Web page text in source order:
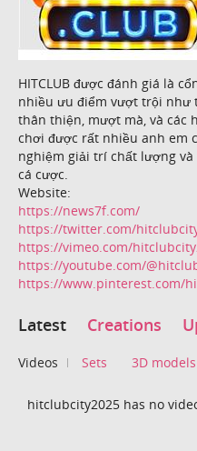
HITCLUB được đánh giá là
nhiều ưu điểm vượt trội như
thân thiện, mượt mà, và các
chơi được rất nhiều anh em
nghiệm giải trí chất lượng
cá cược.
Website:
https://news7f.com/
https://twitter.com/
https://vimeo.com/
https://youtube.com/
https://www.pinterest.com/
Latest Creations
Videos Sets 3D models
hitclubcity2025 has no